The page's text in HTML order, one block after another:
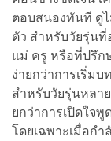
ตอบสนองทันที ดู
ตัว สำหรับวัยรุ่น
แม่ ครู หรือที่ปรึก
ง่ายกว่าการเริ่ม
สำหรับวัยรุ่นหลา
ยกว่าการเปิดใจ
โดยเฉพาะเมื่อก